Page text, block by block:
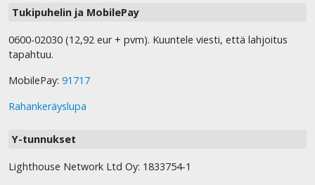
Tukipuhelin ja MobilePay
0600-02030 (12,92 eur + pvm). Kuuntele viesti, että lahjoitus
tapahtuu.
MobilePay: 91717
Rahankeräyslupa
Y-tunnukset
Lighthouse Network Ltd Oy: 1833754-1